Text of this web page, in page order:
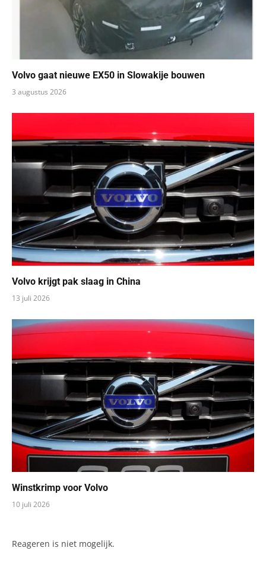
Volvo gaat nieuwe EX50 in Slowakije bouwen
3 augustus 2026
Volvo krijgt pak slaag in China
13 juli 2026
Winstkrimp voor Volvo
10 juli 2026
Reageren is niet mogelijk.